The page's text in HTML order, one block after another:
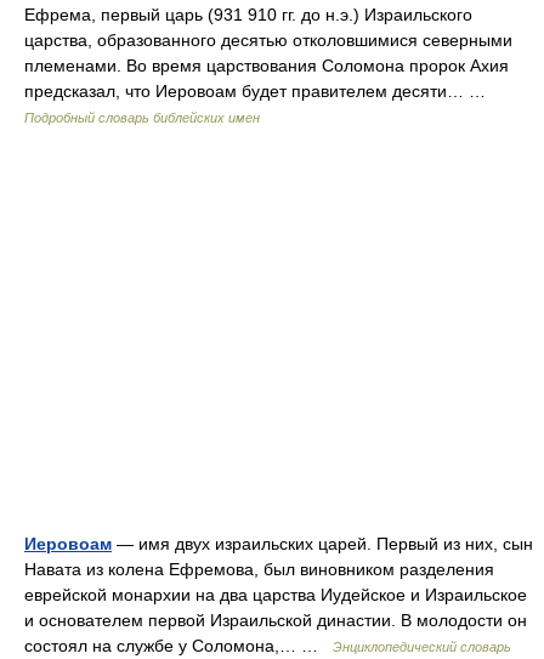
Ефрема, первый царь (931 910 гг. до н.э.) Израильского
царства, образованного десятью отколовшимися северными
племенами. Во время царствования Соломона пророк Ахия
предсказал, что Иеровоам будет правителем десяти… …
Подробный словарь библейских имен
Иеровоам — имя двух израильских царей. Первый из них, сын
Навата из колена Ефремова, был виновником разделения
еврейской монархии на два царства Иудейское и Израильское
и основателем первой Израильской династии. В молодости он
состоял на службе у Соломона,… …
Энциклопедический словарь